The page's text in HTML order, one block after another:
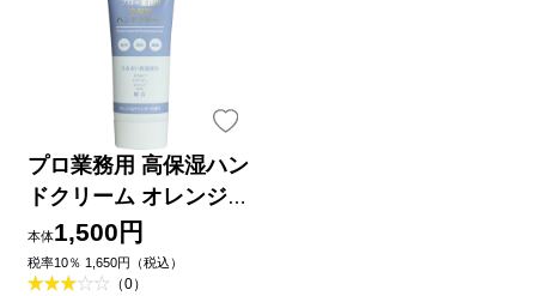
プロ業務用 高保湿ハン
ドクリーム オレンジ＆
ラベンダー ６０ｇ 吉
鷹金箔本舗
本体1,500円
税率10％ 1,650円（税込）
（0）